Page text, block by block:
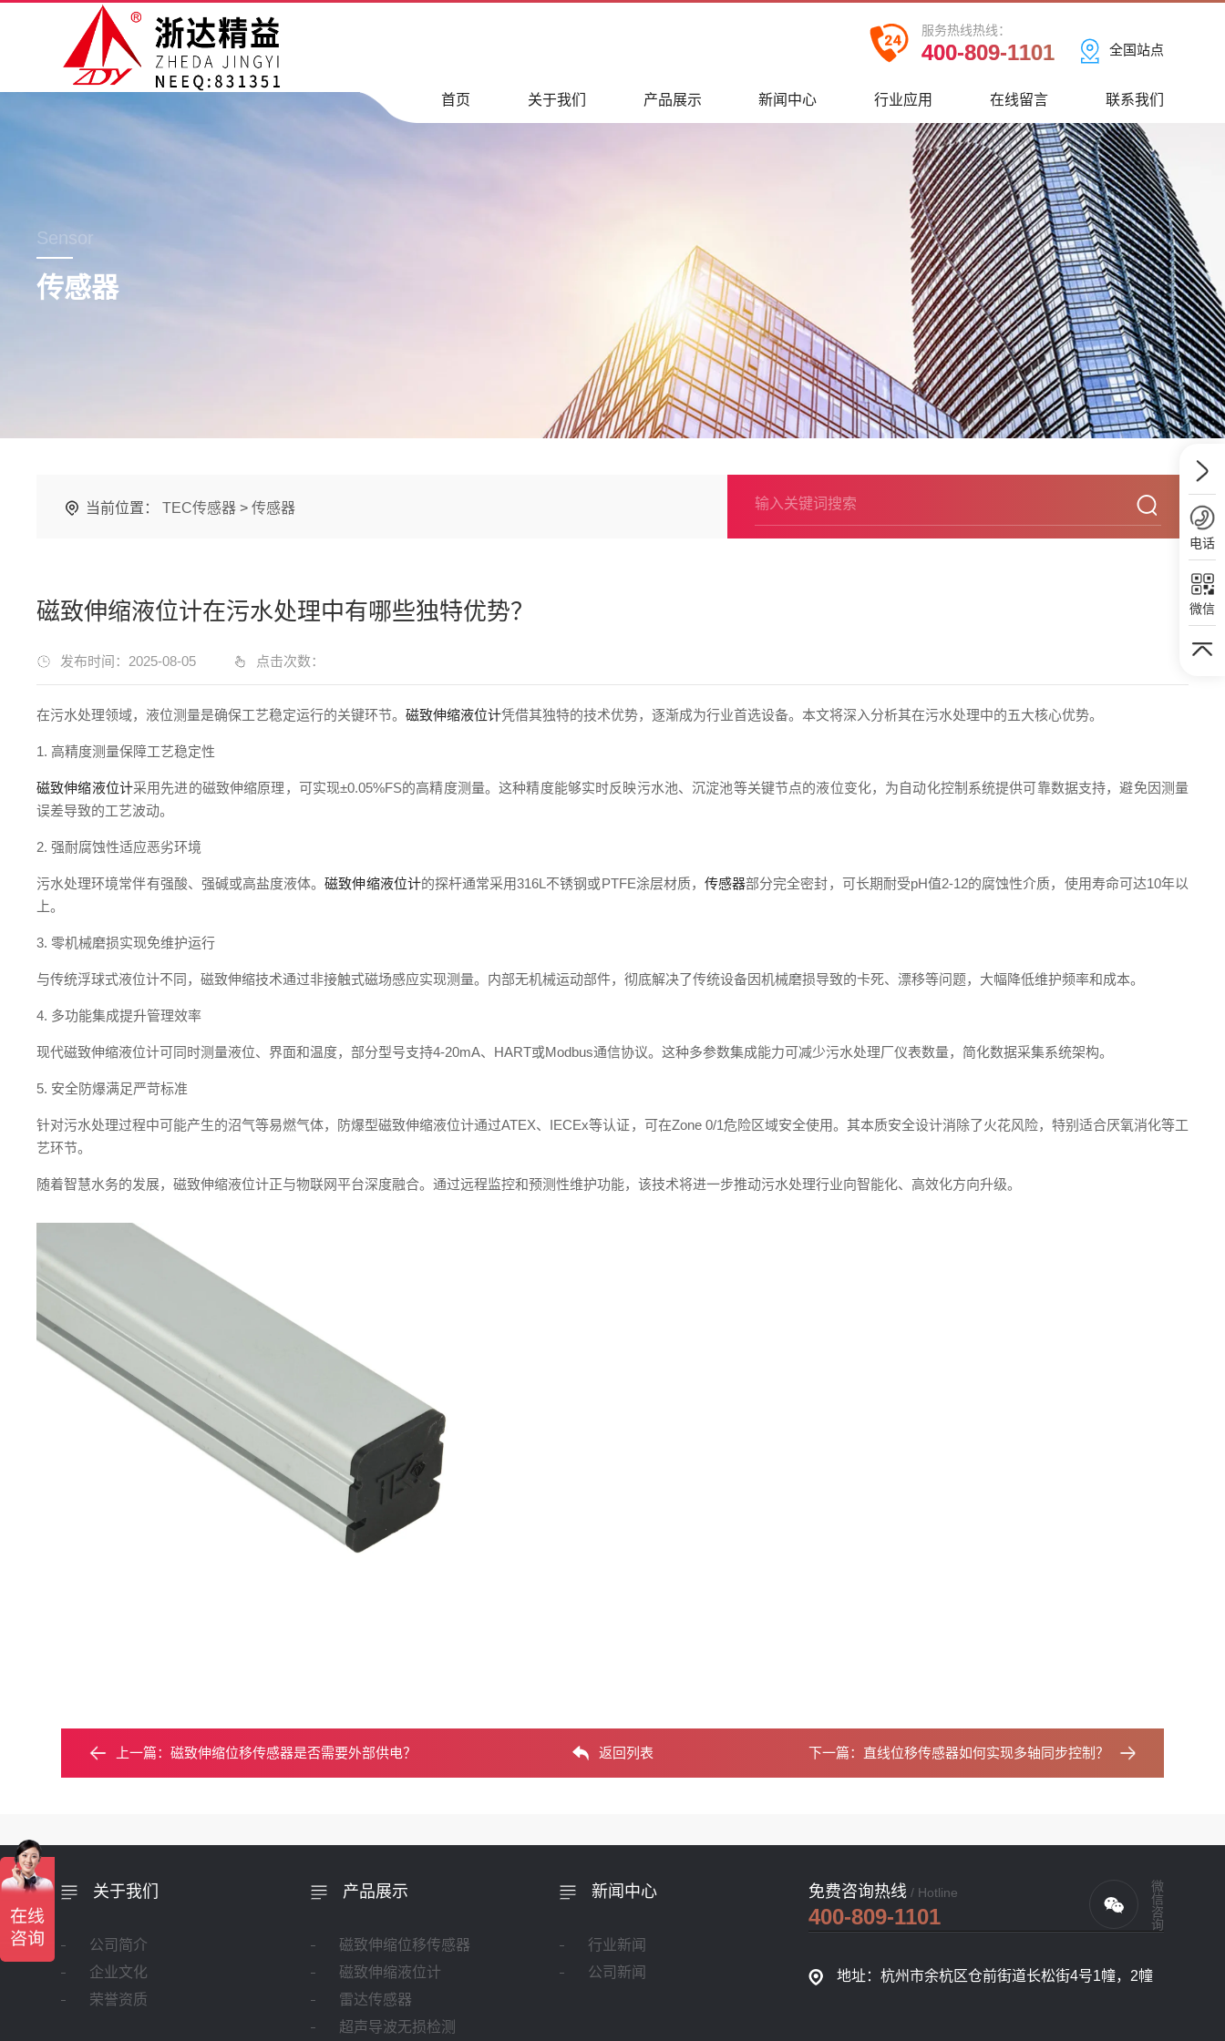
全国站点
服务热线热线：
400-809-1101
首页 关于我们 产品展示 新闻中心 行业应用 在线留言 联系我们
Sensor
传感器
当前位置： TEC传感器 > 传感器
磁致伸缩液位计在污水处理中有哪些独特优势？
发布时间：2025-08-05 点击次数：
在污水处理领域，液位测量是确保工艺稳定运行的关键环节。 磁致伸缩液位计凭借其独特的技术优势，逐渐成为行业首选设备。本文将深入分析其在污水处理中的五大核心优势。
1. 高精度测量保障工艺稳定性
磁致伸缩液位计采用先进的磁致伸缩原理，可实现±0.05%FS的高精度测量。这种精度能够实时反映污水池、沉淀池等关键节点的液位变化，为自动化控制系统提供可靠数据支持，避免因测量
误差导致的工艺波动。
2. 强耐腐蚀性适应恶劣环境
污水处理环境常伴有强酸、强碱或高盐度液体。磁致伸缩液位计的探杆通常采用316L不锈钢或PTFE涂层材质， 传感器部分完全密封，可长期耐受pH值2-12的腐蚀性介质，使用寿命可达10年以
上。
3. 零机械磨损实现免维护运行
与传统浮球式液位计不同，磁致伸缩技术通过非接触式磁场感应实现测量。内部无机械运动部件，彻底解决了传统设备因机械磨损导致的卡死、漂移等问题，大幅降低维护频率和成本。
4. 多功能集成提升管理效率
现代磁致伸缩液位计可同时测量液位、界面和温度，部分型号支持4-20mA、HART或Modbus通信协议。这种多参数集成能力可减少污水处理厂仪表数量，简化数据采集系统架构。
5. 安全防爆满足严苛标准
针对污水处理过程中可能产生的沼气等易燃气体，防爆型磁致伸缩液位计通过ATEX、IECEx等认证，可在Zone 0/1危险区域安全使用。其本质安全设计消除了火花风险，特别适合厌氧消化等工
艺环节。
随着智慧水务的发展，磁致伸缩液位计正与物联网平台深度融合。通过远程监控和预测性维护功能，该技术将进一步推动污水处理行业向智能化、高效化方向升级。
上一篇：磁致伸缩位移传感器是否需要外部供电？ 返回列表 下一篇： 直线位移传感器如何实现多轴同步控制？
免费咨询热线 / Hotline
400-809-1101 微信咨询
地址：杭州市余杭区仓前街道长松街4号1幢，2幢
关于我们
公司简介
企业文化
荣誉资质
产品展示
磁致伸缩位移传感器
磁致伸缩液位计
雷达传感器
超声导波无损检测
新闻中心
行业新闻
公司新闻
电话
微信